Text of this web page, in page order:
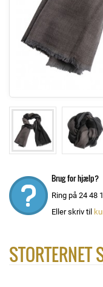
Brug for hjælp?
Ring på 24 48
Eller skriv til
STORTERNET